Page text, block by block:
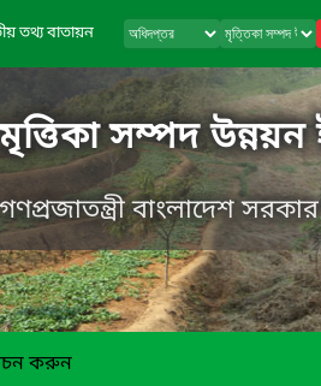
তথ্য বাতায়ন
মৃত্তিকা সম্পদ উন্নয়ন
গণপ্রজাতন্ত্রী বাংলাদেশ সরকার
করুন